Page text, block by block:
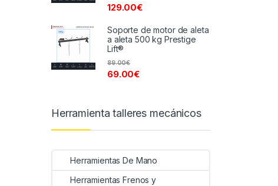
129.00€
Soporte de motor de aleta
a aleta 500 kg Prestige
Lift®
69.00€
89.00€
Herramienta talleres mecánicos
Herramientas De Mano
Herramientas Frenos y